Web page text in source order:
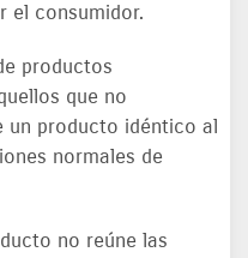
el consumidor.
productos
que no
un producto idéntico al
normales de
no reúne las